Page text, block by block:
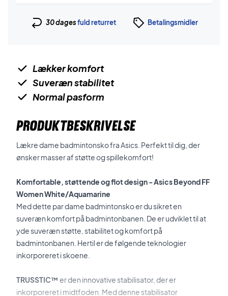
30 dagesfuld returret Betalingsmidler
Lækker komfort
Suveræn stabilitet
Normal pasform
PRODUKTBESKRIVELSE
Lækre dame badmintonsko fra Asics. Perfekt til dig, der
ønsker masser af støtte og spillekomfort!
Komfortable, støttende og flot design - Asics Beyond FF
Women White/Aquamarine
Med dette par dame badmintonsko er du sikret en
suveræn komfort på badmintonbanen. De er udviklet til at
yde suveræn støtte, stabilitet og komfort på
badmintonbanen. Hertil er de følgende teknologier
inkorporeret i skoene.
TRUSSTIC™ er den innovative stabilisator, der er
inkorporeret i midtfoden. Med denne stabilisator